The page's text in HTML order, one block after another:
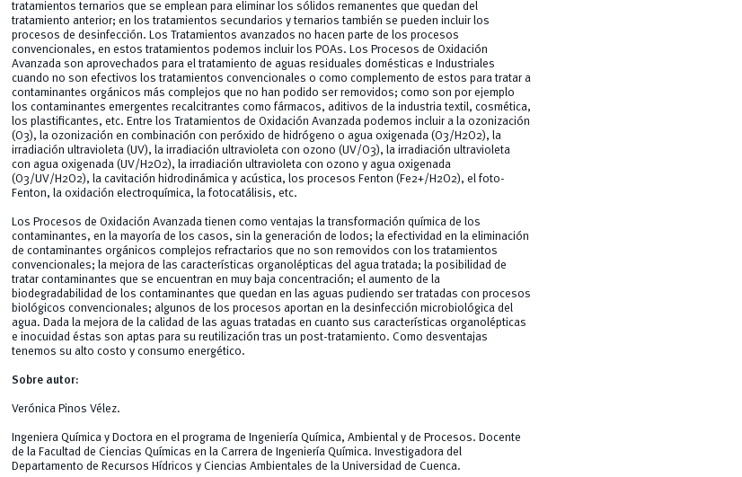
tratamientos ternarios que se emplean para eliminar los sólidos remanentes que quedan del
tratamiento anterior; en los tratamientos secundarios y ternarios también se pueden incluir los
procesos de desinfección. Los Tratamientos avanzados no hacen parte de los procesos
convencionales, en estos tratamientos podemos incluir los POAs. Los Procesos de Oxidación
Avanzada son aprovechados para el tratamiento de aguas residuales domésticas e Industriales
cuando no son efectivos los tratamientos convencionales o como complemento de estos para tratar a
contaminantes orgánicos más complejos que no han podido ser removidos; como son por ejemplo
los contaminantes emergentes recalcitrantes como fármacos, aditivos de la industria textil, cosmética,
los plastificantes, etc. Entre los Tratamientos de Oxidación Avanzada podemos incluir a la ozonización
(O3), la ozonización en combinación con peróxido de hidrógeno o agua oxigenada (O3/H2O2), la
irradiación ultravioleta (UV), la irradiación ultravioleta con ozono (UV/O3), la irradiación ultravioleta
con agua oxigenada (UV/H2O2), la irradiación ultravioleta con ozono y agua oxigenada
(O3/UV/H2O2), la cavitación hidrodinámica y acústica, los procesos Fenton (Fe2+/H2O2), el foto-
Fenton, la oxidación electroquímica, la fotocatálisis, etc.
Los Procesos de Oxidación Avanzada tienen como ventajas la transformación química de los
contaminantes, en la mayoría de los casos, sin la generación de lodos; la efectividad en la eliminación
de contaminantes orgánicos complejos refractarios que no son removidos con los tratamientos
convencionales; la mejora de las características organolépticas del agua tratada; la posibilidad de
tratar contaminantes que se encuentran en muy baja concentración; el aumento de la
biodegradabilidad de los contaminantes que quedan en las aguas pudiendo ser tratadas con procesos
biológicos convencionales; algunos de los procesos aportan en la desinfección microbiológica del
agua. Dada la mejora de la calidad de las aguas tratadas en cuanto sus características organolépticas
e inocuidad éstas son aptas para su reutilización tras un post-tratamiento. Como desventajas
tenemos su alto costo y consumo energético.
Sobre autor:
Verónica Pinos Vélez.
Ingeniera Química y Doctora en el programa de Ingeniería Química, Ambiental y de Procesos. Docente
de la Facultad de Ciencias Químicas en la Carrera de Ingeniería Química. Investigadora del
Departamento de Recursos Hídricos y Ciencias Ambientales de la Universidad de Cuenca.